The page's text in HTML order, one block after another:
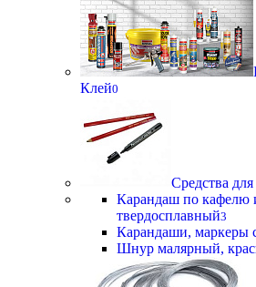
Клей0
Средства
Карандаш по кафелю
твердосплавный3
Карандаши, маркеры
Шнур малярный,